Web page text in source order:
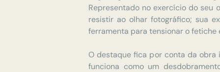
Representado no exercício do seu
resistir ao olhar fotográfico; sua
ferramenta para tensionar o
O destaque fica por conta da
funciona como um